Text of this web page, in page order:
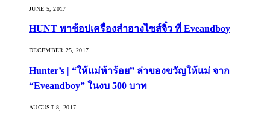
JUNE 5, 2017
HUNT พาช้อปเครื่องสำอางไซส์จิ๋ว ที่ Eveandboy
DECEMBER 25, 2017
Hunter’s | “ให้แม่ห้าร้อย” ล่าของขวัญให้แม่ จาก
“Eveandboy” ในงบ 500 บาท
AUGUST 8, 2017